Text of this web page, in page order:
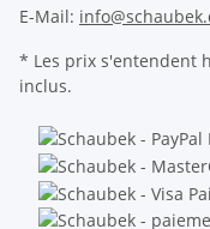
E-Mail:
* Les prix s'entendent
inclus.